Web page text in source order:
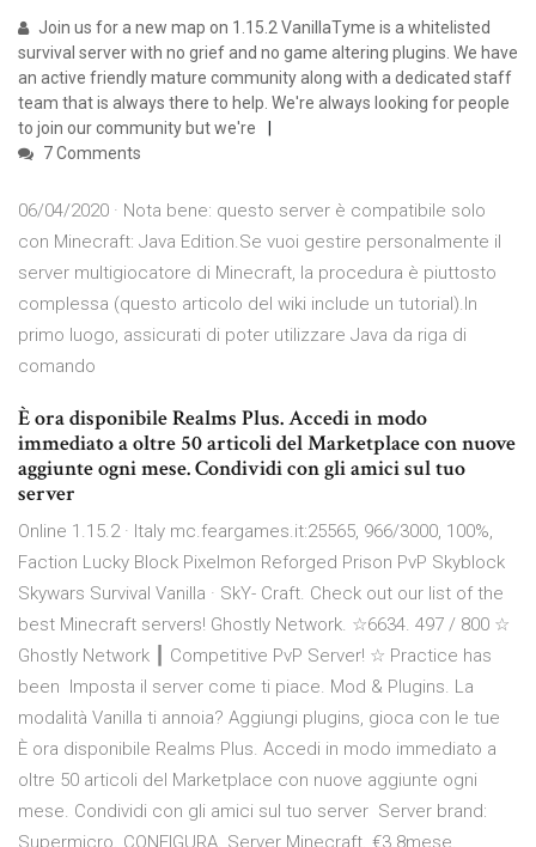
Join us for a new map on 1.15.2 VanillaTyme is a whitelisted
survival server with no grief and no game altering plugins. We have
an active friendly mature community along with a dedicated staff
team that is always there to help. We're always looking for people
to join our community but we're
7 Comments
06/04/2020 · Nota bene: questo server è compatibile solo
con Minecraft: Java Edition.Se vuoi gestire personalmente il
server multigiocatore di Minecraft, la procedura è piuttosto
complessa (questo articolo del wiki include un tutorial).In
primo luogo, assicurati di poter utilizzare Java da riga di
comando
È ora disponibile Realms Plus. Accedi in modo
immediato a oltre 50 articoli del Marketplace con nuove
aggiunte ogni mese. Condividi con gli amici sul tuo
server
Online 1.15.2 · Italy mc.feargames.it:25565, 966/3000, 100%,
Faction Lucky Block Pixelmon Reforged Prison PvP Skyblock
Skywars Survival Vanilla · SkY- Craft. Check out our list of the
best Minecraft servers! Ghostly Network. ☆6634. 497 / 800 ☆
Ghostly Network ┃ Competitive PvP Server! ☆ Practice has
been Imposta il server come ti piace. Mod & Plugins. La
modalità Vanilla ti annoia? Aggiungi plugins, gioca con le tue
È ora disponibile Realms Plus. Accedi in modo immediato a
oltre 50 articoli del Marketplace con nuove aggiunte ogni
mese. Condividi con gli amici sul tuo server Server brand: